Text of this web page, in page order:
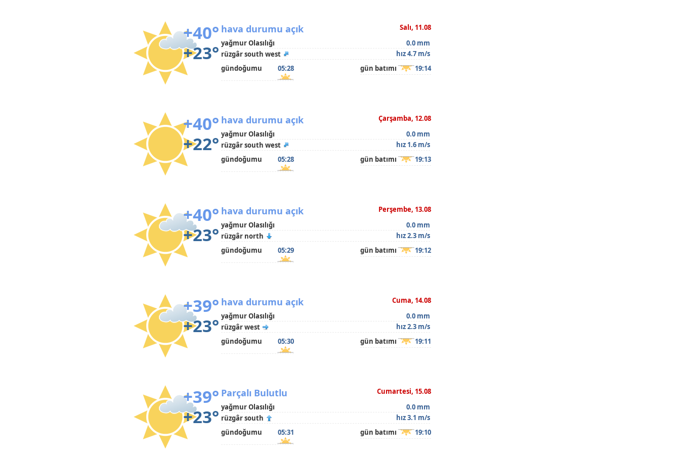
+40°
+23°
Salı, 11.08
hava durumu açık
yağmur Olasılığı
0.0 mm
rüzgâr south west
hız 4.7 m/s
gündoğumu
05:28 gün batımı 19:14
+40°
+22°
Çarşamba, 12.08
hava durumu açık
yağmur Olasılığı
0.0 mm
rüzgâr south west
hız 1.6 m/s
gündoğumu
05:28 gün batımı 19:13
+40°
+23°
Perşembe, 13.08
hava durumu açık
yağmur Olasılığı
0.0 mm
rüzgâr north
hız 2.3 m/s
gündoğumu
05:29 gün batımı 19:12
+39°
+23°
Cuma, 14.08
hava durumu açık
yağmur Olasılığı
0.0 mm
rüzgâr west
hız 2.3 m/s
gündoğumu
05:30 gün batımı 19:11
+39°
+23°
Cumartesi, 15.08
Parçalı Bulutlu
yağmur Olasılığı
0.0 mm
rüzgâr south
hız 3.1 m/s
gündoğumu
05:31 gün batımı 19:10